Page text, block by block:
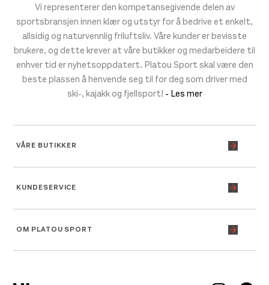
Vi representerer den kompetansegivende delen av
sportsbransjen innen klær og utstyr for å bedrive et enkelt,
allsidig og naturvennlig friluftsliv. Våre kunder er bevisste
brukere, og dette krever at våre butikker og medarbeidere til
enhver tid er nyhetsoppdatert. Platou Sport skal være den
beste plassen å henvende seg til for deg som driver med
ski-, kajakk og fjellsport! - Les mer
VÅRE BUTIKKER
KUNDESERVICE
OM PLATOU SPORT